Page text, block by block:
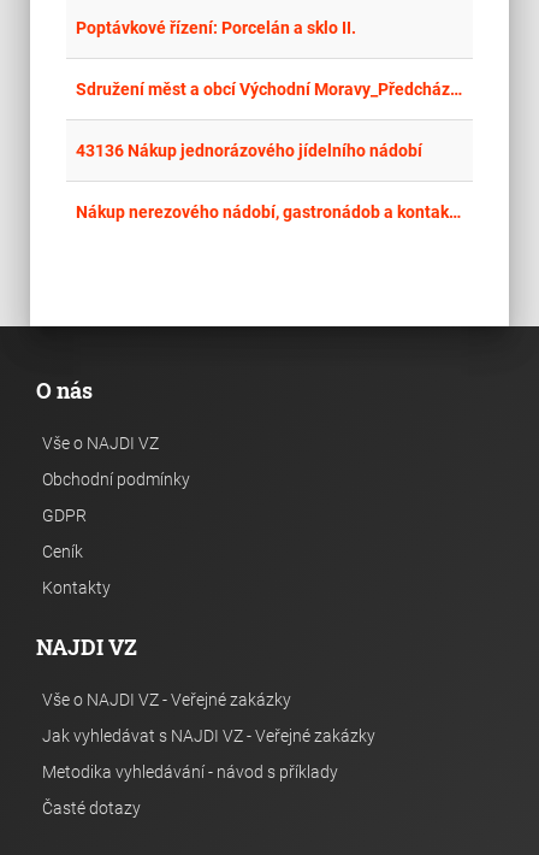
Poptávkové řízení: Porcelán a sklo II.
Sdružení měst a obcí Východní Moravy_Předcházení vzniku odpadů v obcích na Moravě v roce 2024_Zlínský kraj – opakovaně použitelné nádobí
43136 Nákup jednorázového jídelního nádobí
Nákup nerezového nádobí, gastronádob a kontaktního grilu
O nás
Vše o NAJDI VZ
Obchodní podmínky
GDPR
Ceník
Kontakty
NAJDI VZ
Vše o NAJDI VZ - Veřejné zakázky
Jak vyhledávat s NAJDI VZ - Veřejné zakázky
Metodika vyhledávání - návod s příklady
Časté dotazy